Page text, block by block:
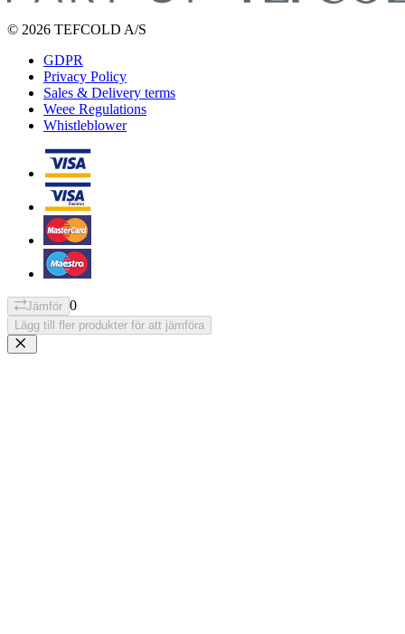
© 2026 TEFCOLD A/S
GDPR
Privacy Policy
Sales & Delivery terms
Weee Regulations
Whistleblower
Jämför 0
Lägg till fler produkter för att jämföra